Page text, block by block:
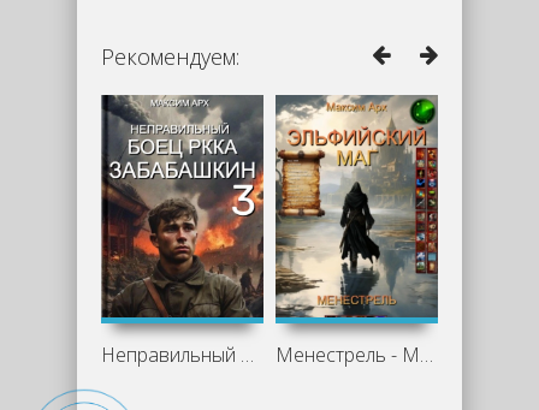
Рекомендуем:
Неправильный боец РККА Забабашкин - Менестрель - Максим Арх